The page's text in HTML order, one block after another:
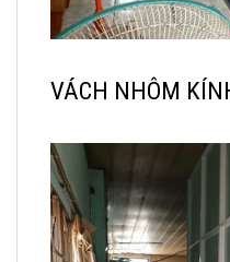
VÁCH NHÔM